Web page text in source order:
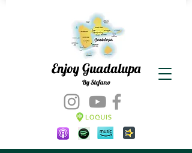
Enjoy Guadalupa
By Stefano